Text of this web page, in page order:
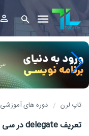
تاپ لرن دوره های آموزشی
تعریف delegate در سی شارپ تاپ لرن